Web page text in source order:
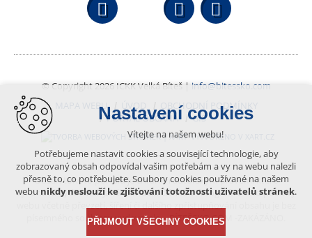
Facebook YouTube
© Copyright 2026 ICKK Velká Bíteš | info@bitessko.com
MAPA WEBU
ÚVOD
OBCHODNÍ PODMÍNKY
PORTÁL OBČANA
GIS
VYTVOŘENO V XART.CZ
Obsah tohoto portálu je chráněn autorským právem, které
vykonává vydavatel. Jakékoliv užití článků a fotografií z této podoby
písemného souhlasu vydavatele – BÍTEŠSKO.COM -ZAKÁZÁNO.
Nastavení cookies
Vítejte na našem webu!
Potřebujeme nastavit cookies a související technologie, aby
zobrazovaný obsah odpovídal vašim potřebám a vy na webu nalezli
přesně to, co potřebujete. Soubory cookies používané na našem
webu nikdy neslouží ke zjišťování totožnosti uživatelů stránek.
PŘIJMOUT VŠECHNY COOKIES